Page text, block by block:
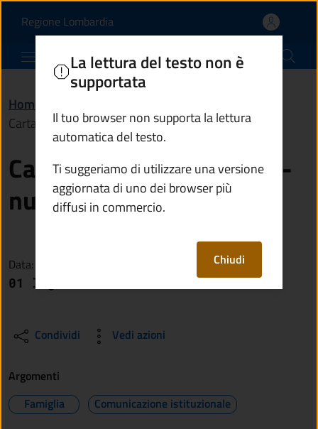
Carta d'identità
Regione Lombardia(apre in un'altra scheda).
Comune di Piancogno
Home
Carta d'identità cartacea - nuove disposizioni
Carta d'identità cartacea -
nuove disposizioni
Data:
01 luglio 2026
Condividi Vedi azioni
La lettura del testo non è
supportata
Il tuo browser non supporta la lettura
automatica del testo.
Ti suggeriamo di utilizzare una versione
aggiornata di uno dei browser più
diffusi in commercio.
Chiudi
Argomenti
Famiglia
Comunicazione istituzionale